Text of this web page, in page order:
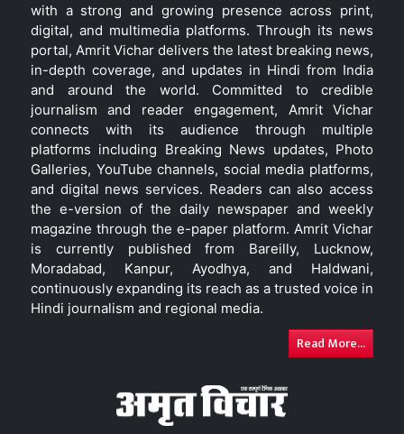
with a strong and growing presence across print,
digital, and multimedia platforms. Through its news
portal, Amrit Vichar delivers the latest breaking news,
in-depth coverage, and updates in Hindi from India
and around the world. Committed to credible
journalism and reader engagement, Amrit Vichar
connects with its audience through multiple
platforms including Breaking News updates, Photo
Galleries, YouTube channels, social media platforms,
and digital news services. Readers can also access
the e-version of the daily newspaper and weekly
magazine through the e-paper platform. Amrit Vichar
is currently published from Bareilly, Lucknow,
Moradabad, Kanpur, Ayodhya, and Haldwani,
continuously expanding its reach as a trusted voice in
Hindi journalism and regional media.
Read More...